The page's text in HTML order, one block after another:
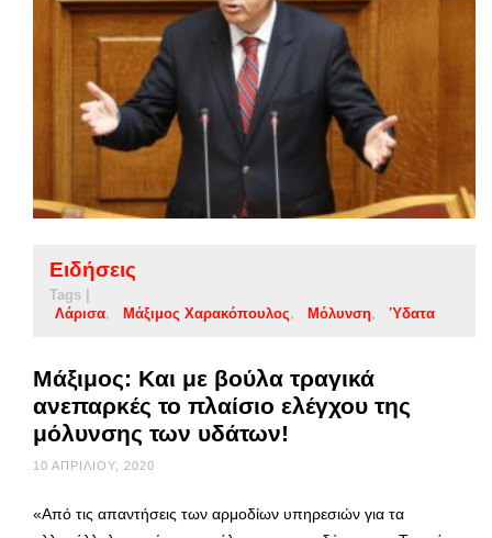
Ειδήσεις
Tags |
Λάρισα
Μάξιμος Χαρακόπουλος Μόλυνση Ύδατα
Μάξιμος: Και με βούλα τραγικά
ανεπαρκές το πλαίσιο ελέγχου της
μόλυνσης των υδάτων!
10 ΑΠΡΙΛΊΟΥ, 2020
«Από τις απαντήσεις των αρμοδίων υπηρεσιών για τα